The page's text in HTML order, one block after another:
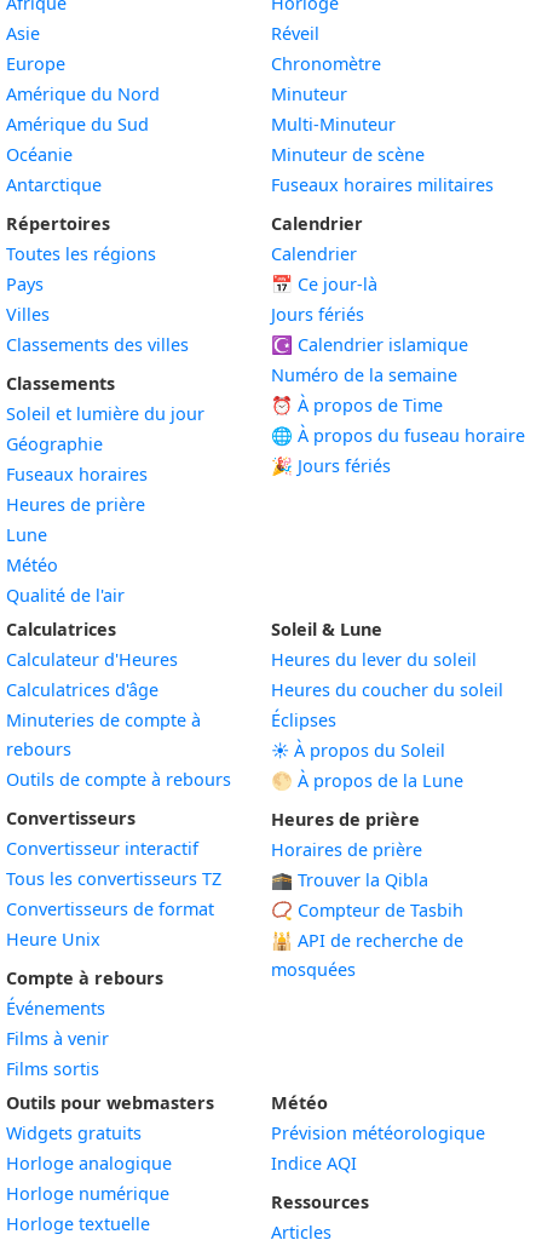
Asie
Europe
Amérique du Nord
Amérique du Sud
Océanie
Antarctique
Répertoires
Toutes les régions
Pays
Villes
Classements des villes
Classements
Soleil et lumière du jour
Géographie
Fuseaux horaires
Heures de prière
Lune
Météo
Qualité de l'air
Réveil
Chronomètre
Minuteur
Multi-Minuteur
Minuteur de scène
Fuseaux horaires militaires
Calendrier
Calendrier
📅 Ce jour-là
Jours fériés
☪️ Calendrier islamique
Numéro de la semaine
⏰ À propos de Time
🌐 À propos du fuseau horaire
🎉 Jours fériés
Calculatrices
Calculateur d'Heures
Calculatrices d'âge
Minuteries de compte à
rebours
Outils de compte à rebours
Convertisseurs
Convertisseur interactif
Tous les convertisseurs TZ
Convertisseurs de format
Heure Unix
Compte à rebours
Événements
Films à venir
Films sortis
Soleil & Lune
Heures du lever du soleil
Heures du coucher du soleil
Éclipses
☀️ À propos du Soleil
🌕 À propos de la Lune
Heures de prière
Horaires de prière
🕋 Trouver la Qibla
📿 Compteur de Tasbih
🕌 API de recherche de
mosquées
Outils pour webmasters
Widgets gratuits
Horloge analogiqueWidget
Horloge numériqueWidget
Horloge textuelleWidget
Météo
Prévision météorologique
Indice AQI
Ressources
Articles